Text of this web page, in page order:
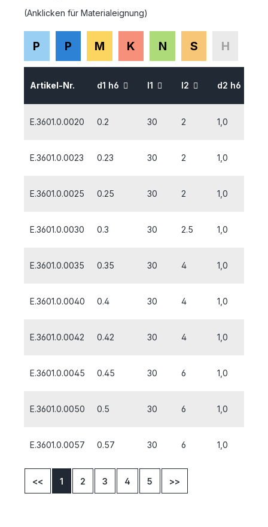
(Anklicken für Materialeignung)
P P M K N S H
Artikel-Nr. d1 h6 l1 l2 d2 h6
E.3601.0.0020 0.2 30 2 1,0
E.3601.0.0023 0.23 30 2 1,0
E.3601.0.0025 0.25 30 2 1,0
E.3601.0.0030 0.3 30 2.5 1,0
E.3601.0.0035 0.35 30 4 1,0
E.3601.0.0040 0.4 30 4 1,0
E.3601.0.0042 0.42 30 4 1,0
E.3601.0.0045 0.45 30 6 1,0
E.3601.0.0050 0.5 30 6 1,0
E.3601.0.0057 0.57 30 6 1,0
<< 1 2 3 4 5 >>